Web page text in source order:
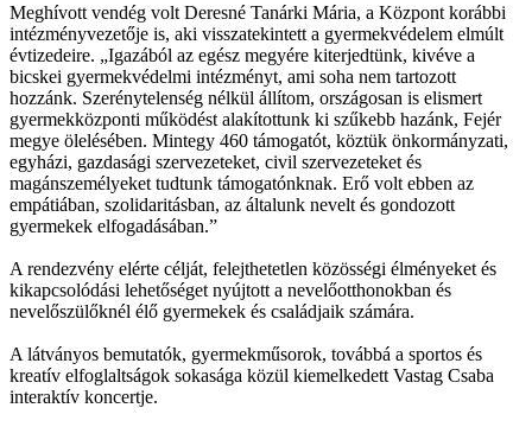
Meghívott vendég volt Deresné Tanárki Mária, a Központ korábbi
intézményvezetője is, aki visszatekintett a gyermekvédelem elmúlt
évtizedeire. „Igazából az egész megyére kiterjedtünk, kivéve a
bicskei gyermekvédelmi intézményt, ami soha nem tartozott
hozzánk. Szerénytelenség nélkül állítom, országosan is elismert
gyermekközponti működést alakítottunk ki szűkebb hazánk, Fejér
megye ölelésében. Mintegy 460 támogatót, köztük önkormányzati,
egyházi, gazdasági szervezeteket, civil szervezeteket és
magánszemélyeket tudtunk támogatónknak. Erő volt ebben az
empátiában, szolidaritásban, az általunk nevelt és gondozott
gyermekek elfogadásában.”
A rendezvény elérte célját, felejthetetlen közösségi élményeket és
kikapcsolódási lehetőséget nyújtott a nevelőotthonokban és
nevelőszülőknél élő gyermekek és családjaik számára.
A látványos bemutatók, gyermekműsorok, továbbá a sportos és
kreatív elfoglaltságok sokasága közül kiemelkedett Vastag Csaba
interaktív koncertje.